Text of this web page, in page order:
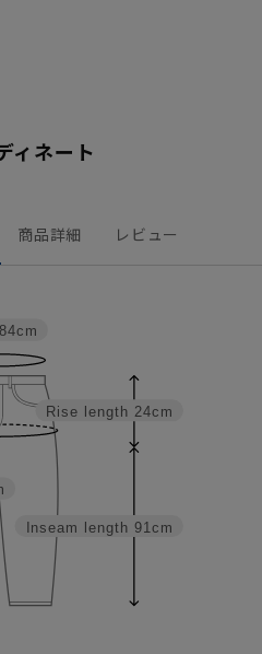
ィネート
商品詳細 レビュー
Inseam length 91cm
Rise length 24cm
84cm